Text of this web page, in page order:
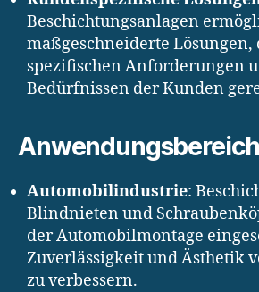
Beschichtungsanlagen
maßgeschneiderte Lösungen,
spezifischen Anforderungen
Bedürfnissen der Kunden
Automobilindustrie:
Blindnieten und
der Automobilmontage
Zuverlässigkeit und Ästhetik
zu verbessern.